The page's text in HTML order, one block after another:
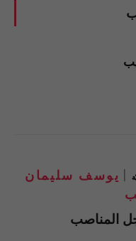
يوسف سليمان
المناصب